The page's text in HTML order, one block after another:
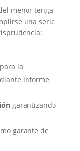
menor tenga
una serie
para la
informe
garantizando
garante de